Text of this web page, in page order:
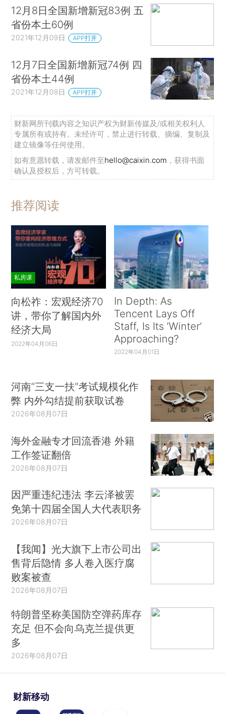
12月8日全国新增新冠83例 五
省份本土60例
2021年12月09日 APP打开
12月7日全国新增新冠74例 四
省份本土44例
2021年12月08日 APP打开
财新网所刊载内容之知识产权为财新传媒及/或相关权利人
专属所有或持有。未经许可，禁止进行转载、摘编、复制及
建立镜像等任何使用。
如有意愿转载，请发邮件至hello@caixin.com ，获得书面
确认及授权后，方可转载。
推荐阅读
私房课
向松祚：宏观经济70
讲，带你了解国内外
经济大局
2022年04月06日
In Depth: As
Tencent Lays Off
Staff, Is Its ‘Winter’
Approaching?
2022年04月01日
河南“三支一扶”考试规模化作
弊 内外勾结提前获取试卷
2026年08月07日
海外金融专才回流香港 外籍
工作签证翻倍
2026年08月07日
因严重违纪违法 李云泽被罢
免第十四届全国人大代表职务
2026年08月07日
【我闻】光大旗下上市公司出
售背后隐情 多人卷入医疗腐
败案被查
2026年08月07日
特朗普坚称美国防空弹药库存
充足 但不会向乌克兰提供更
多
2026年08月07日
财新移动